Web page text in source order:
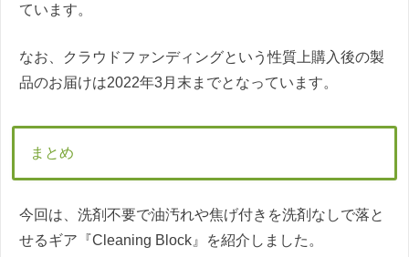
ています。
なお、クラウドファンディングという性質上購入後の製
品のお届けは2022年3月末までとなっています。
まとめ
今回は、洗剤不要で油汚れや焦げ付きを洗剤なしで落と
せるギア『Cleaning Block』を紹介しました。